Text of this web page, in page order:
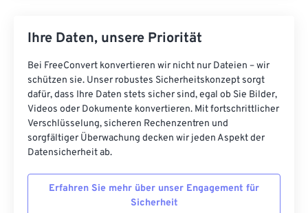
Ihre Daten, unsere Priorität
Bei FreeConvert konvertieren wir nicht nur Dateien – wir
schützen sie. Unser robustes Sicherheitskonzept sorgt
dafür, dass Ihre Daten stets sicher sind, egal ob Sie Bilder,
Videos oder Dokumente konvertieren. Mit fortschrittlicher
Verschlüsselung, sicheren Rechenzentren und
sorgfältiger Überwachung decken wir jeden Aspekt der
Datensicherheit ab.
Erfahren Sie mehr über unser Engagement für
Sicherheit